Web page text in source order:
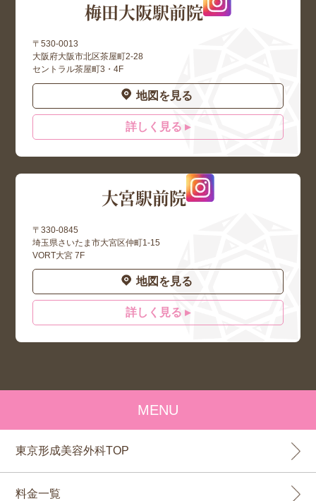
梅田大阪駅前院
〒530-0013
大阪府大阪市北区茶屋町2-28
セントラル茶屋町3・4F
地図を見る
詳しく見る ▸
大宮駅前院
〒330-0845
埼玉県さいたま市大宮区仲町1-15
VORT大宮 7F
地図を見る
詳しく見る ▸
MENU
東京形成美容外科TOP
料金一覧